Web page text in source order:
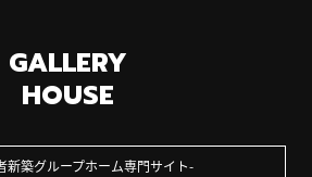
GALLERY
HOUSE
新築グループホーム専門サイト